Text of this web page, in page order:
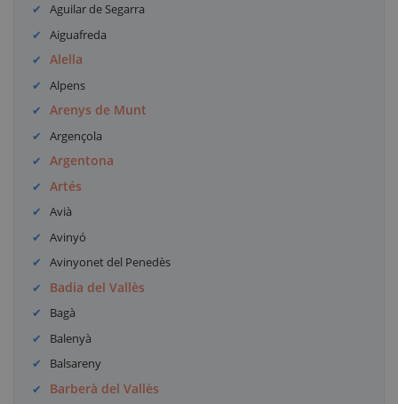
Aguilar de Segarra
Aiguafreda
Alella
Alpens
Arenys de Munt
Argençola
Argentona
Artés
Avià
Avinyó
Avinyonet del Penedès
Badia del Vallès
Bagà
Balenyà
Balsareny
Barberà del Vallès